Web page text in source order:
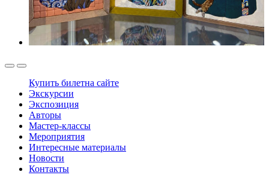
Купить билетна сайте
Экскурсии
Экспозиция
Авторы
Мастер-классы
Мероприятия
Интересные материалы
Новости
Контакты